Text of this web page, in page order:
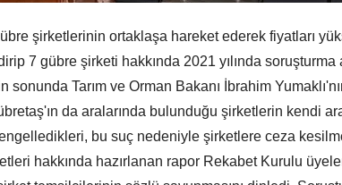
şirketlerinin ortaklaşa hareket ederek fiyatları
7 gübre şirketi hakkında 2021 yılında soruşturma
sonunda Tarım ve Orman Bakanı İbrahim
da aralarında bulunduğu şirketlerin kendi
bu suç nedeniyle şirketlere ceza
hakkında hazırlanan rapor Rekabet Kurulu